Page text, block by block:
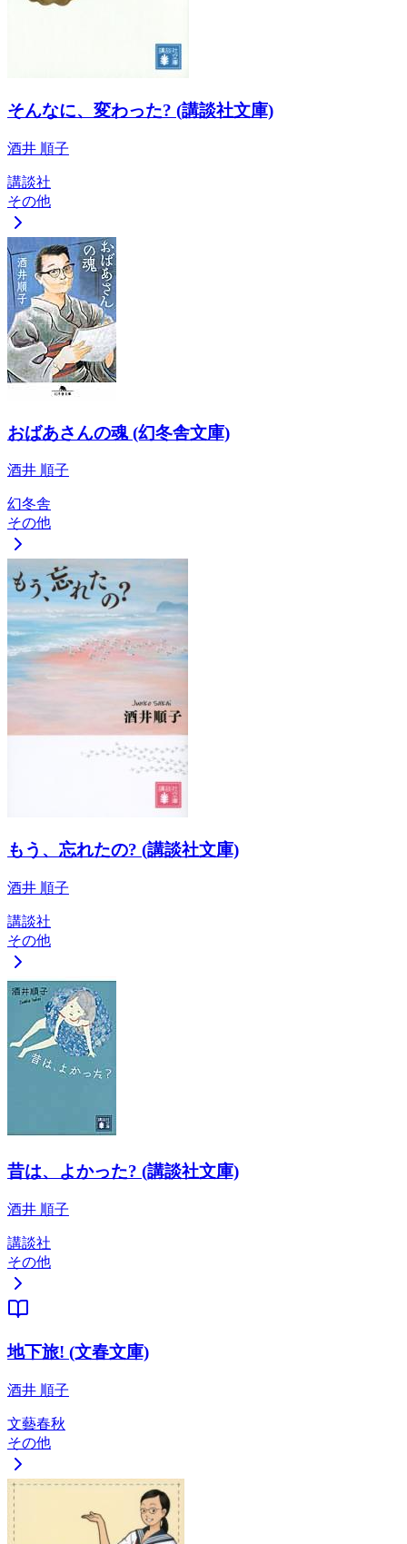
そんなに、変わった? (講談社文庫)
酒井 順子
講談社
その他
おばあさんの魂 (幻冬舎文庫)
酒井 順子
幻冬舎
その他
もう、忘れたの? (講談社文庫)
酒井 順子
講談社
その他
昔は、よかった? (講談社文庫)
酒井 順子
講談社
その他
地下旅! (文春文庫)
酒井 順子
文藝春秋
その他